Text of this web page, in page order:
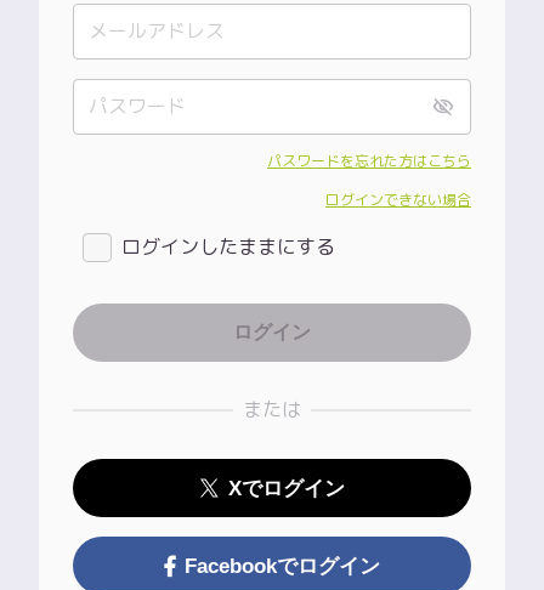
パスワードを忘れた方はこちら
ログインできない場合
ログインしたままにする
または
Xでログイン
Facebookでログイン